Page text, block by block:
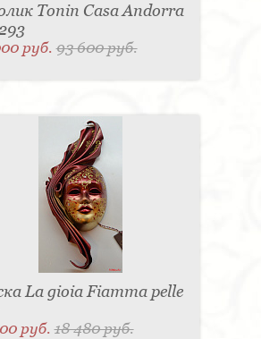
Tonin Casa Andorra
руб.93 600 руб.
La gioia Fiamma pelle
руб.18 480 руб.